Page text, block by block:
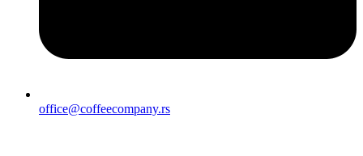
office@coffeecompany.rs